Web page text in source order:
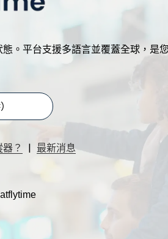
平台支援多語言並覆蓋全球，是
？ | 最新消息